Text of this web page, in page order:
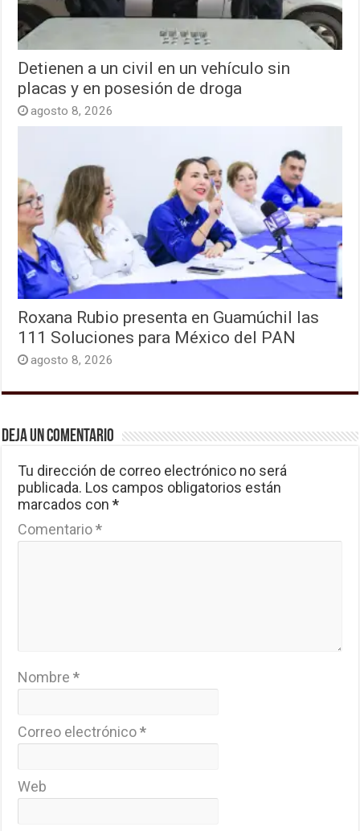
Detienen a un civil en un vehículo sin
placas y en posesión de droga
agosto 8, 2026
Roxana Rubio presenta en Guamúchil las
111 Soluciones para México del PAN
agosto 8, 2026
Deja un comentario
Tu dirección de correo electrónico no será
publicada. Los campos obligatorios están
marcados con*
Comentario*
Nombre*
Correo electrónico*
Web